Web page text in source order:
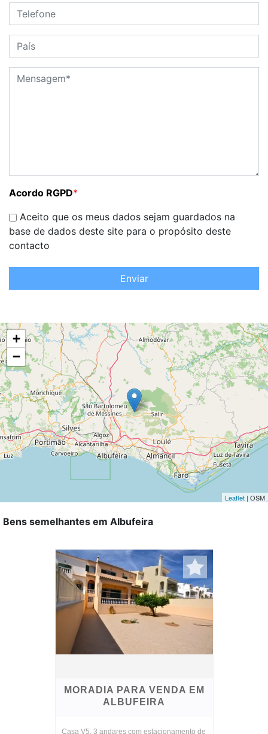
Acordo RGPD*
Aceito que os meus dados sejam guardados na
base de dados deste site para o propósito deste
contacto
Enviar
+
−
Leaflet | OSM
Bens semelhantes em Albufeira
MORADIA PARA VENDA EM
ALBUFEIRA
Casa V5, 3 andares com estacionamento de